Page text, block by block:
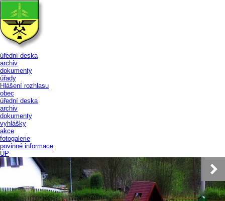
úřední deska
archiv
dokumenty
úřady
Hlášení rozhlasu
obec
úřední deska
archiv
dokumenty
vyhlášky
akce
fotogalerie
povinné informace
ÚP